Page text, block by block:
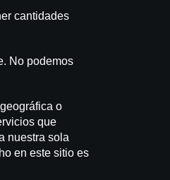
cantidades
No podemos
o
que
nuestra sola
en este sitio es